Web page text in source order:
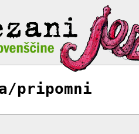
pripomni